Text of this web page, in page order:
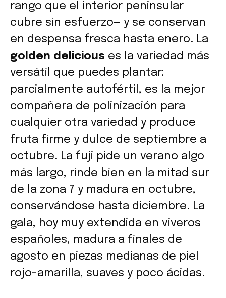
rango que el interior peninsular
cubre sin esfuerzo— y se conservan
en despensa fresca hasta enero. La
golden delicious es la variedad más
versátil que puedes plantar:
parcialmente autofértil, es la mejor
compañera de polinización para
cualquier otra variedad y produce
fruta firme y dulce de septiembre a
octubre. La fuji pide un verano algo
más largo, rinde bien en la mitad sur
de la zona 7 y madura en octubre,
conservándose hasta diciembre. La
gala, hoy muy extendida en viveros
españoles, madura a finales de
agosto en piezas medianas de piel
rojo-amarilla, suaves y poco ácidas.